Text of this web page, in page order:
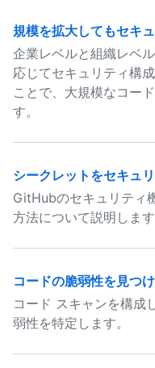
規模を拡大してもセキ
企業レベルと組織レベ
応じてセキュリティ構
ことで、大規模なコー
す。
シークレットをセキュ
GitHubのセキュリティ
方法について説明します
コードの脆弱性を見つ
コード スキャンを構成
弱性を特定します。